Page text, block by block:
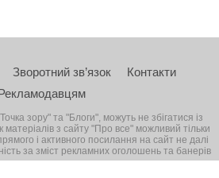
Зворотний зв’язок
Контакти
зору" та "Блоги", можуть не збігатися із
матеріалів з сайту "Про все" можливий тільки
і активного посилання на сайт не далі
за зміст рекламних оголошень та банерів